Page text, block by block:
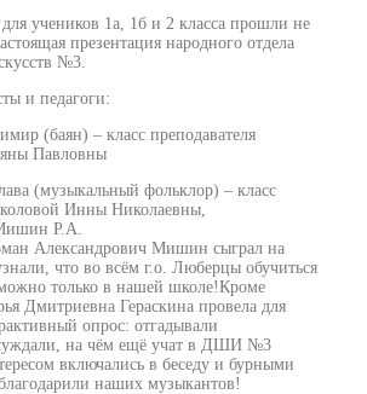
учеников 1а, 1б и 2 класса прошли не
презентация народного отдела
№3.
и педагоги:
(баян) – класс преподавателя
Павловны
(музыкальный фольклор) – класс
Инны Николаевны,
Р.А.
Александрович Мишин сыграл на
что во всём г.о. Люберцы обучиться
только в нашей школе!Кроме
Дмитриевна Гераскина провела для
опрос: отгадывали
на чём ещё учат в ДШИ №3
включались в беседу и бурными
наших музыкантов!